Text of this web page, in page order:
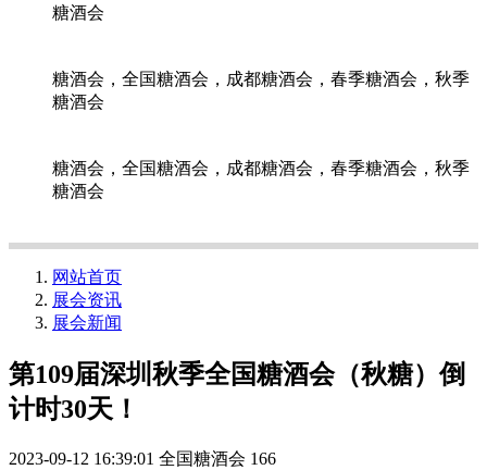
糖酒会
糖酒会，全国糖酒会，成都糖酒会，春季糖酒会，秋季
糖酒会
糖酒会，全国糖酒会，成都糖酒会，春季糖酒会，秋季
糖酒会
网站首页
展会资讯
展会新闻
第109届深圳秋季全国糖酒会（秋糖）倒
计时30天！
2023-09-12 16:39:01 全国糖酒会 166